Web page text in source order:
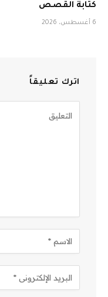
كتابة القصص
6 أغسطس، 2026
اترك تعليقاً